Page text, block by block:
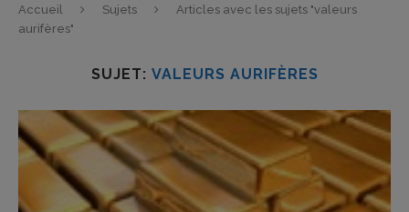
Accueil Sujets
Articles avec les sujets "valeurs
aurifères"
SUJET: VALEURS AURIFÈRES